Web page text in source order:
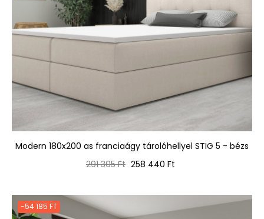
Modern 180x200 as franciaágy tárolóhellyel STIG 5 - bézs
Normál
291 305 Ft Ár
258 440 Ft
-54 185 FT